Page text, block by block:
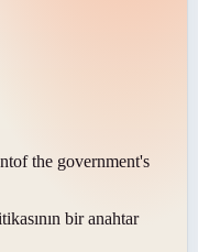
of the government's
bir anahtar